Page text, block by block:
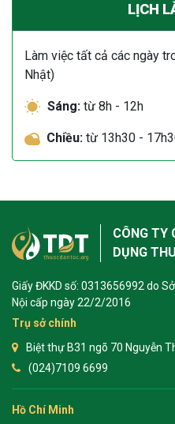
sau sinh là tình trạng viêm da
phổ biến, khiến đôi bàn tay,
của chị em trở nên khô...
LỊCH
Làm việc tất cả các ngày
Nhật)
Sáng: từ 8h - 12h
Chiều: từ 13h30 -
CÔNG TY
DỤNG
Giấy ĐKKD số: 0313656992 do
Nội cấp ngày 22/2/2016
Trụ sở chính
Biệt thự B31 ngõ 70 Nguyễn
(024)7109 6699
Hồ Chí Minh